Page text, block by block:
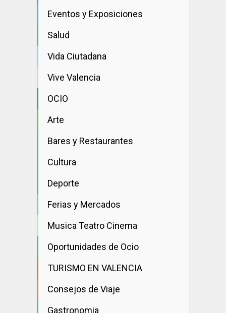
Eventos y Exposiciones
Salud
Vida Ciutadana
Vive Valencia
OCIO
Arte
Bares y Restaurantes
Cultura
Deporte
Ferias y Mercados
Musica Teatro Cinema
Oportunidades de Ocio
TURISMO EN VALENCIA
Consejos de Viaje
Gastronomia